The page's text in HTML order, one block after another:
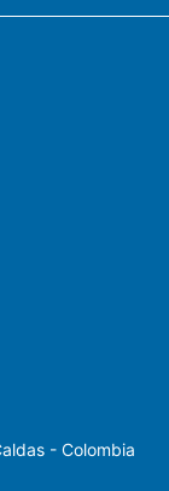
- Colombia